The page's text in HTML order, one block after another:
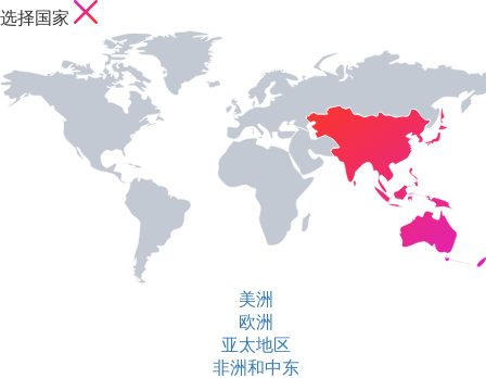
选择国家
美洲
欧洲
亚太地区
非洲和中东